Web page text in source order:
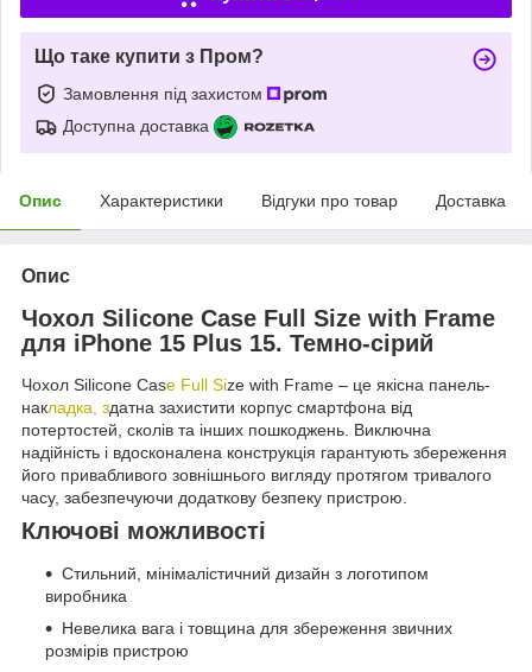
Що таке купити з Пром?
Замовлення під захистом
Доступна доставка
Опис Характеристики Відгуки про товар Доставка
Опис
Чохол Silicone Case Full Size with Frame
для iPhone 15 Plus 15. Темно-сірий
Чохол Silicone Case Full Size with Frame – це якісна панель-
накладка, здатна захистити корпус смартфона від
потертостей, сколів та інших пошкоджень. Виключна
надійність і вдосконалена конструкція гарантують збереження
його привабливого зовнішнього вигляду протягом тривалого
часу, забезпечуючи додаткову безпеку пристрою.
Ключові можливості
Стильний, мінімалістичний дизайн з логотипом
виробника
Невелика вага і товщина для збереження звичних
розмірів пристрою